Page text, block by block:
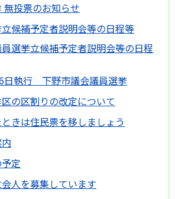
無投票のお知らせ
候補予定者説明会等の日程等
選挙立候補予定者説明会等の日程
日執行 下野市議会議員選挙
の区割りの改定について
きは住民票を移しましょう
定
人を募集しています